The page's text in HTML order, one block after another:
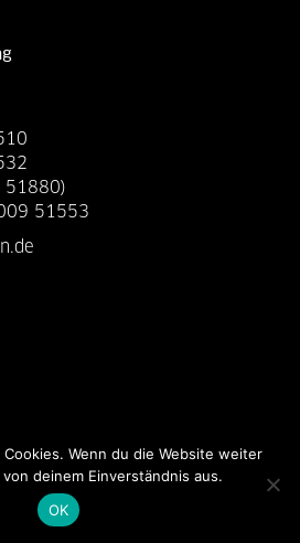
51880)
51553
Wenn du die Website weiter
deinem Einverständnis aus.
OK